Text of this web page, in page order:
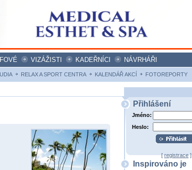
VIZÁŽISTI KADEŘNÍCI
NÁVRHÁŘI
RELAX A SPORT CENTRA KALENDÁŘ AKCÍ FOTOREPORTY
Přihlášení
Jméno:
Heslo:
[registrace]
Inspirováno je